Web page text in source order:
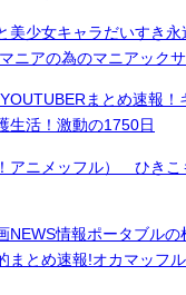
美少女キャラだいすき永
ニアの為のマニアックサ
まとめ速報！
生活！激動の1750日
アニメッフル） ひきこ
NEWS情報ポータブルの
まとめ速報!オカマッフ